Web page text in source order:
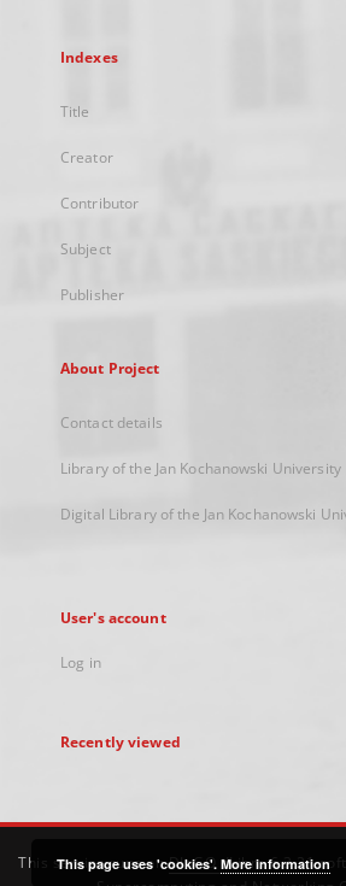
Indexes
Title
Creator
Contributor
Subject
Publisher
About Project
Contact details
Library of the Jan Kochanowski University
Digital Library of the Jan Kochanowski
User's account
Log in
Recently viewed
This service runs onDInGO dLibra 6.3.21
This page uses 'cookies'. More information